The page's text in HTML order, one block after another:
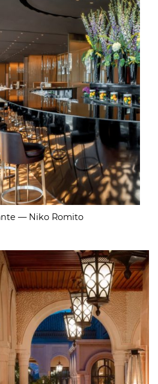
— Niko Romito